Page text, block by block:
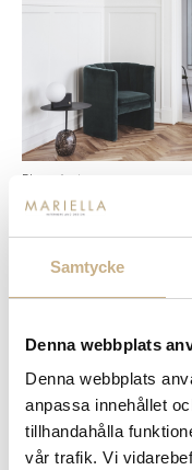
Samtycke
Denna webbplats
Denna webbplats
anpassa innehållet
tillhandahålla
vår trafik. Vi
&tradition